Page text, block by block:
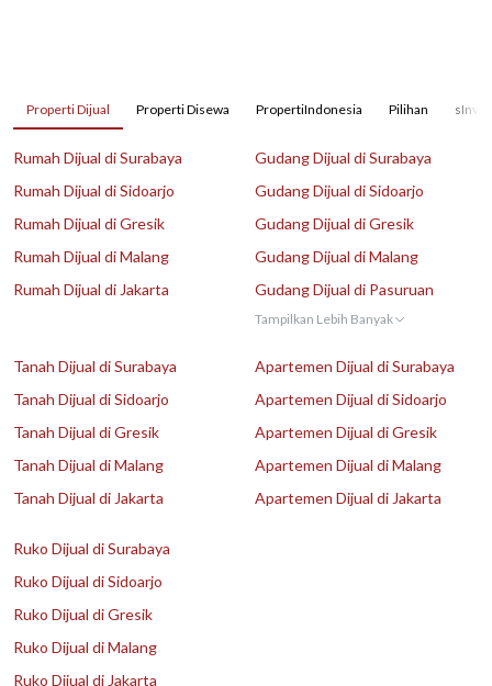
Properti Dijual Properti Disewa PropertiIndonesia Pilihan
Rumah Dijual di Surabaya
Rumah Dijual di Sidoarjo
Rumah Dijual di Gresik
Rumah Dijual di Malang
Rumah Dijual di Jakarta
Gudang Dijual di Surabaya
Gudang Dijual di Sidoarjo
Gudang Dijual di Gresik
Gudang Dijual di Malang
Gudang Dijual di Pasuruan
Tampilkan Lebih Banyak
Tanah Dijual di Surabaya
Tanah Dijual di Sidoarjo
Tanah Dijual di Gresik
Tanah Dijual di Malang
Tanah Dijual di Jakarta
Apartemen Dijual di Surabaya
Apartemen Dijual di Sidoarjo
Apartemen Dijual di Gresik
Apartemen Dijual di Malang
Apartemen Dijual di Jakarta
Ruko Dijual di Surabaya
Ruko Dijual di Sidoarjo
Ruko Dijual di Gresik
Ruko Dijual di Malang
Ruko Dijual di Jakarta